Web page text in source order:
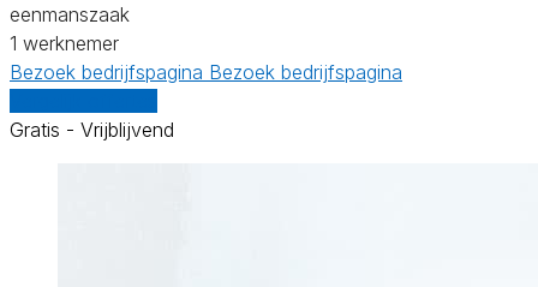
eenmanszaak
1 werknemer
Bezoek bedrijfspagina Bezoek bedrijfspagina
Gratis - Vrijblijvend